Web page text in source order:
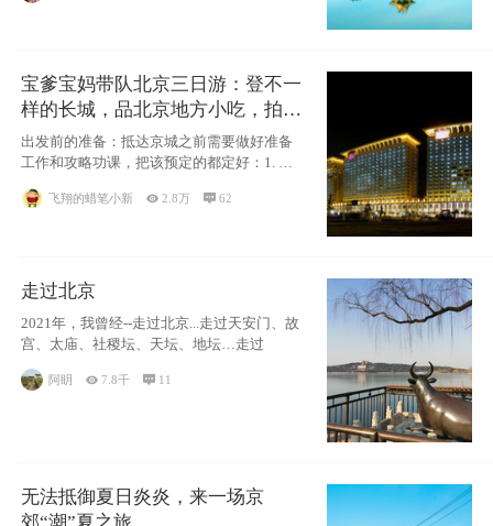
宝爹宝妈带队北京三日游：登不一
样的长城，品北京地方小吃，拍盘
古七星夜景！
出发前的准备：抵达京城之前需要做好准备
工作和攻略功课，把该预定的都定好：1. 酒
飞翔的蜡笔小新 2.8万 62
走过北京
2021年，我曾经--走过北京...走过天安门、故
宫、太庙、社稷坛、天坛、地坛…走过
阿眀 7.8千  11
无法抵御夏日炎炎，来一场京